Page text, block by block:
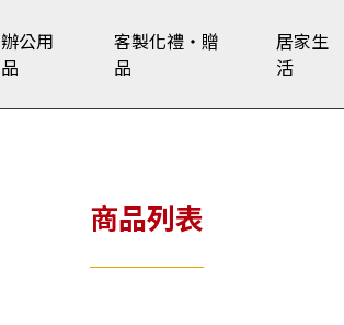
辦公用
品
客製化禮‧贈
品
居家生
活
商品列表